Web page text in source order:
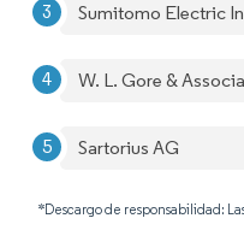
Sumitomo Electric
W. L. Gore &
Sartorius AG
*Descargo de responsabilidad: